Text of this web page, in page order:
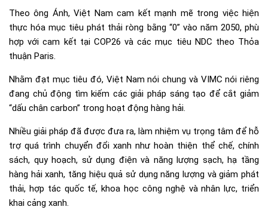
Theo ông Ánh, Việt Nam cam kết mạnh mẽ trong việc hiện
thực hóa mục tiêu phát thải ròng bằng “0” vào năm 2050, phù
hợp với cam kết tại COP26 và các mục tiêu NDC theo Thỏa
thuận Paris.
Nhằm đạt mục tiêu đó, Việt Nam nói chung và VIMC nói riêng
đang chủ động tìm kiếm các giải pháp sáng tạo để cắt giảm
“dấu chân carbon” trong hoạt động hàng hải.
Nhiều giải pháp đã được đưa ra, làm nhiệm vụ trọng tâm để hỗ
trợ quá trình chuyển đổi xanh như hoàn thiện thể chế, chính
sách, quy hoạch, sử dụng điện và năng lượng sạch, hạ tầng
hàng hải xanh, tăng hiệu quả sử dụng năng lượng và giảm phát
thải, hợp tác quốc tế, khoa học công nghệ và nhân lực, triển
khai cảng xanh.